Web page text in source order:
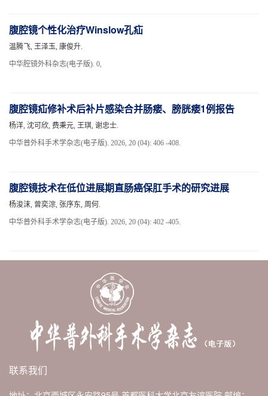
腹腔镜个性化治疗Winslow孔疝
温腾飞, 王泽玉, 康俊升.
中华腔镜外科杂志(电子版). 0,
腹腔镜疝修补术后补片感染合并肠瘘、膀胱瘘1例报告
杨洋, 沈可欣, 费秉元, 王琪, 谢忠士.
中华普外科手术学杂志(电子版). 2026, 20 (04): 406 -408.
腹腔镜技术在低位进展期直肠癌保肛手术的研究进展
杨浚沫, 曾奕淙, 张序东, 周何.
中华普外科手术学杂志(电子版). 2026, 20 (04): 402 -405.
联系我们